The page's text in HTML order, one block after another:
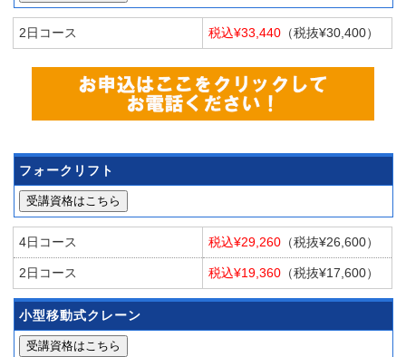
2日コース 税込¥33,440 （税抜¥30,400）
フォークリフト
受講資格はこちら
4日コース 税込¥29,260 （税抜¥26,600）
2日コース 税込¥19,360 （税抜¥17,600）
小型移動式クレーン
受講資格はこちら